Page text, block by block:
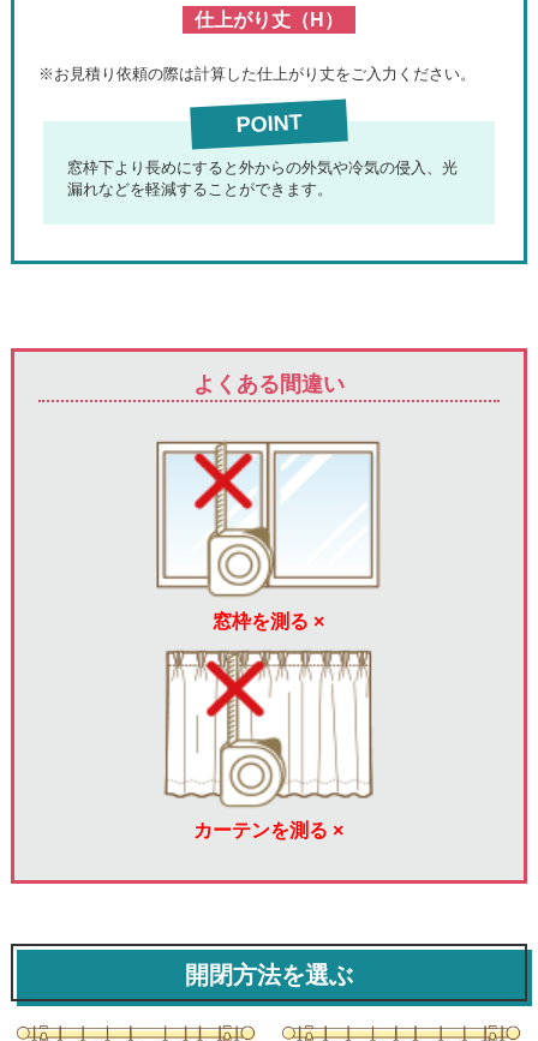
仕上がり丈（H）
※お見積り依頼の際は計算した仕上がり丈をご入力ください。
POINT
窓枠下より長めにすると外からの外気や冷気の侵入、光
漏れなどを軽減することができます。
よくある間違い
窓枠を測る ×
カーテンを測る ×
開閉方法を選ぶ